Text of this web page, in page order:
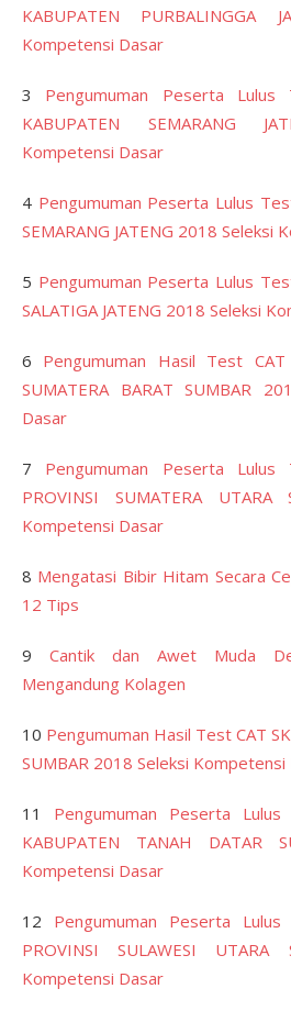
KABUPATEN PURBALINGGA
Kompetensi Dasar
3 Pengumuman Peserta
KABUPATEN SEMARANG
Kompetensi Dasar
4 Pengumuman Peserta Lulus
SEMARANG JATENG 2018 Seleksi
5 Pengumuman Peserta Lulus
SALATIGA JATENG 2018 Seleksi
6 Pengumuman Hasil Test CAT
SUMATERA BARAT SUMBAR
Dasar
7 Pengumuman Peserta
PROVINSI SUMATERA
Kompetensi Dasar
8 Mengatasi Bibir Hitam Secara
12 Tips
9 Cantik dan Awet Muda
Mengandung Kolagen
10 Pengumuman Hasil Test CAT
SUMBAR 2018 Seleksi Kompetensi
11 Pengumuman Peserta
KABUPATEN TANAH DATAR
Kompetensi Dasar
12 Pengumuman Peserta
PROVINSI SULAWESI
Kompetensi Dasar